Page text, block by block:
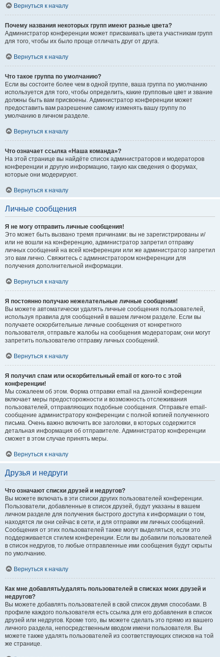
Вернуться к началу
Почему названия некоторых групп имеют разные цвета?
Администратор конференции может присваивать цвета участникам групп
для того, чтобы их было проще отличать друг от друга.
Вернуться к началу
Что такое группа по умолчанию?
Если вы состоите более чем в одной группе, ваша группа по умолчанию
используется для того, чтобы определить, какие групповые цвет и звание
должны быть вам присвоены. Администратор конференции может
предоставить вам разрешение самому изменять вашу группу по
умолчанию в личном разделе.
Вернуться к началу
Что означает ссылка «Наша команда»?
На этой странице вы найдёте список администраторов и модераторов
конференции и другую информацию, такую как сведения о форумах,
которые они модерируют.
Вернуться к началу
Личные сообщения
Я не могу отправить личные сообщения!
Это может быть вызвано тремя причинами: вы не зарегистрированы и/
или не вошли на конференцию, администратор запретил отправку
личных сообщений на всей конференции или же администратор запретил
это вам лично. Свяжитесь с администратором конференции для
получения дополнительной информации.
Вернуться к началу
Я постоянно получаю нежелательные личные сообщения!
Вы можете автоматически удалять личные сообщения пользователей,
используя правила для сообщений в вашем личном разделе. Если вы
получаете оскорбительные личные сообщения от конкретного
пользователя, отправьте жалобы на сообщения модераторам; они могут
запретить пользователю отправку личных сообщений.
Вернуться к началу
Я получил спам или оскорбительный email от кого-то с этой
конференции!
Мы сожалеем об этом. Форма отправки email на данной конференции
включает меры предосторожности и возможность отслеживания
пользователей, отправляющих подобные сообщения. Отправьте email-
сообщение администратору конференции с полной копией полученного
письма. Очень важно включить все заголовки, в которых содержится
детальная информация об отправителе. Администратор конференции
сможет в этом случае принять меры.
Вернуться к началу
Друзья и недруги
Что означают списки друзей и недругов?
Вы можете включать в эти списки других пользователей конференции.
Пользователи, добавленные в список друзей, будут указаны в вашем
личном разделе для получения быстрого доступа к информации о том,
находятся ли они сейчас в сети, и для отправки им личных сообщений.
Сообщения от этих пользователей также могут выделяться, если это
поддерживается стилем конференции. Если вы добавили пользователей
в список недругов, то любые отправленные ими сообщения будут скрыты
по умолчанию.
Вернуться к началу
Как мне добавлять/удалять пользователей в списках моих друзей и
недругов?
Вы можете добавлять пользователей в свой список двумя способами. В
профиле каждого пользователя есть ссылка для его добавления в список
друзей или недругов. Кроме того, вы можете сделать это прямо из вашего
личного раздела, непосредственным вводом имени пользователя. Вы
можете также удалять пользователей из соответствующих списков на той
же странице.